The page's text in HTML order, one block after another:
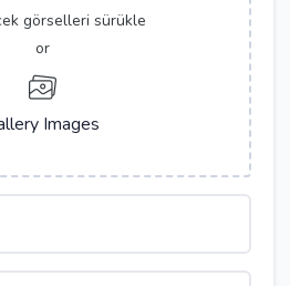
görselleri sürükle
or
Images